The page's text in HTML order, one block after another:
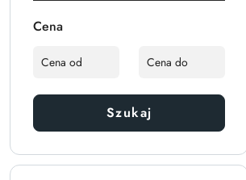
Cena
Szukaj